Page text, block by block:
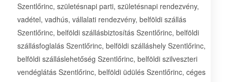
Szentlőrinc, születésnapi parti, születésnapi rendezvény,
vadétel, vadhús, vállalati rendezvény, belföldi szállás
Szentlőrinc, belföldi szállásbiztosítás Szentlőrinc, belföldi
szállásfoglalás Szentlőrinc, belföldi szálláshely Szentlőrinc,
belföldi szálláslehetőség Szentlőrinc, belföldi szilveszteri
vendéglátás Szentlőrinc, belföldi üdülés Szentlőrinc, céges